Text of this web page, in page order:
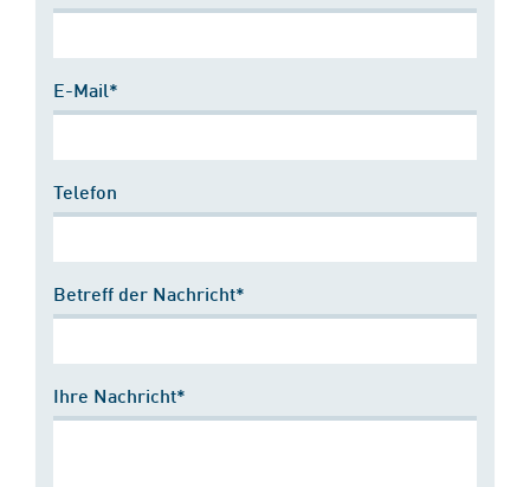
E-Mail*
Telefon
Betreff der Nachricht*
Ihre Nachricht*